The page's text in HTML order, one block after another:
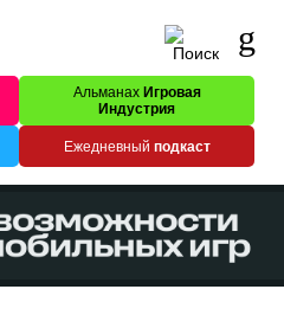
Альманах Игровая
Индустрия
Ежедневный подкаст